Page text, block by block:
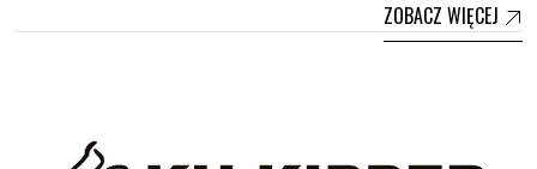
ZOBACZ WIĘCEJ